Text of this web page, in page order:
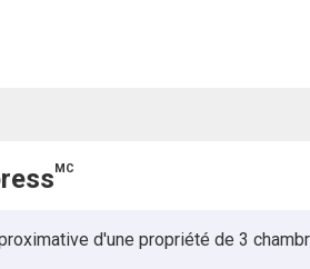
MC
d'une propriété de 3